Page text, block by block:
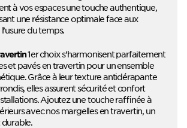
à vos espaces une touche authentique,
une résistance optimale face aux
du temps.
1er choix s’harmonisent parfaitement
et pavés en travertin pour un ensemble
Grâce à leur texture antidérapante
elles assurent sécurité et confort
Ajoutez une touche raffinée à
avec nos margelles en travertin, un